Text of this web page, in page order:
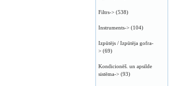
Filtrs-> (538)
Instruments-> (104)
Izpūtējs / Izpūtēja gofra-
> (69)
Kondicionēš. un apsilde
sistēma-> (93)